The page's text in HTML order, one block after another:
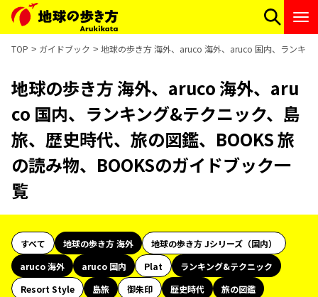
TOP ガイドブック 地球の歩き方 海外、aruco 海外、aruco 国内、ランキ
地球の歩き方 海外、aruco 海外、aru
co 国内、ランキング&テクニック、島
旅、歴史時代、旅の図鑑、BOOKS 旅
の読み物、BOOKSのガイドブック一
覧
すべて 地球の歩き方 海外
地球の歩き方 Jシリーズ（国内）
aruco 海外
aruco 国内 Plat
ランキング&テクニック
Resort Style
島旅 御朱印 歴史時代
旅の図鑑